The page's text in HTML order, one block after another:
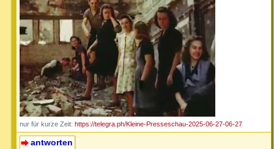
nur für kurze Zeit: https://telegra.ph/Kleine-Presseschau-2025-06-27-06-27
antworten